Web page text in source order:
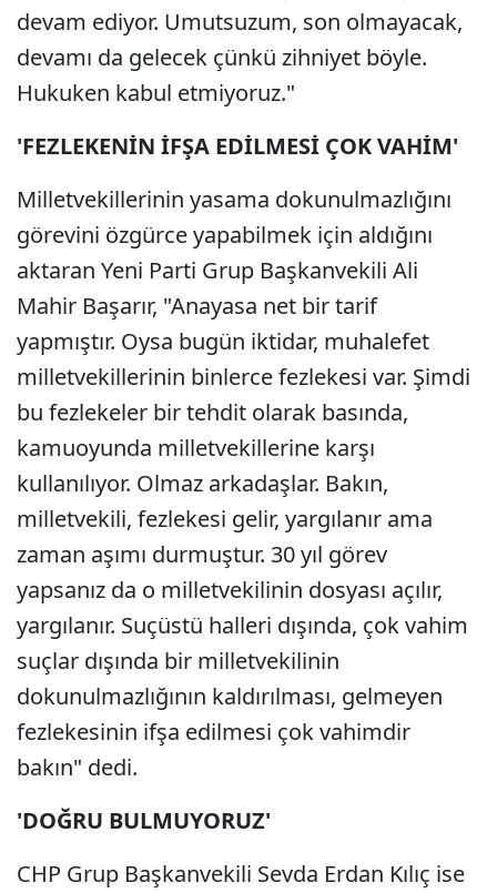
devam ediyor. Umutsuzum, son olmayacak,
devamı da gelecek çünkü zihniyet böyle.
Hukuken kabul etmiyoruz."
'FEZLEKENİN İFŞA EDİLMESİ ÇOK VAHİM'
Milletvekillerinin yasama dokunulmazlığını
görevini özgürce yapabilmek için aldığını
aktaran Yeni Parti Grup Başkanvekili Ali
Mahir Başarır, "Anayasa net bir tarif
yapmıştır. Oysa bugün iktidar, muhalefet
milletvekillerinin binlerce fezlekesi var. Şimdi
bu fezlekeler bir tehdit olarak basında,
kamuoyunda milletvekillerine karşı
kullanılıyor. Olmaz arkadaşlar. Bakın,
milletvekili, fezlekesi gelir, yargılanır ama
zaman aşımı durmuştur. 30 yıl görev
yapsanız da o milletvekilinin dosyası açılır,
yargılanır. Suçüstü halleri dışında, çok vahim
suçlar dışında bir milletvekilinin
dokunulmazlığının kaldırılması, gelmeyen
fezlekesinin ifşa edilmesi çok vahimdir
bakın" dedi.
'DOĞRU BULMUYORUZ'
CHP Grup Başkanvekili Sevda Erdan Kılıç ise